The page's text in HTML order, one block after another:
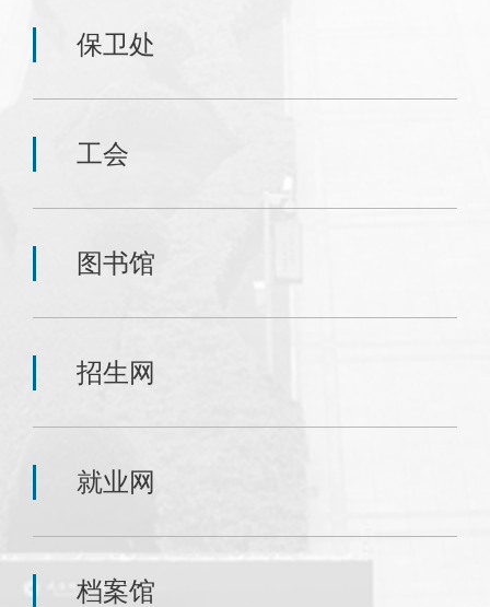
保卫处
工会
图书馆
招生网
就业网
档案馆